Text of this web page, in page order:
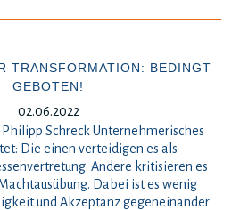
TRANSFORMATION: BEDINGT
GEBOTEN!
02.06.2022
Schreck Unternehmerisches
Die einen verteidigen es als
Andere kritisieren es
Dabei ist es wenig
und Akzeptanz gegeneinander